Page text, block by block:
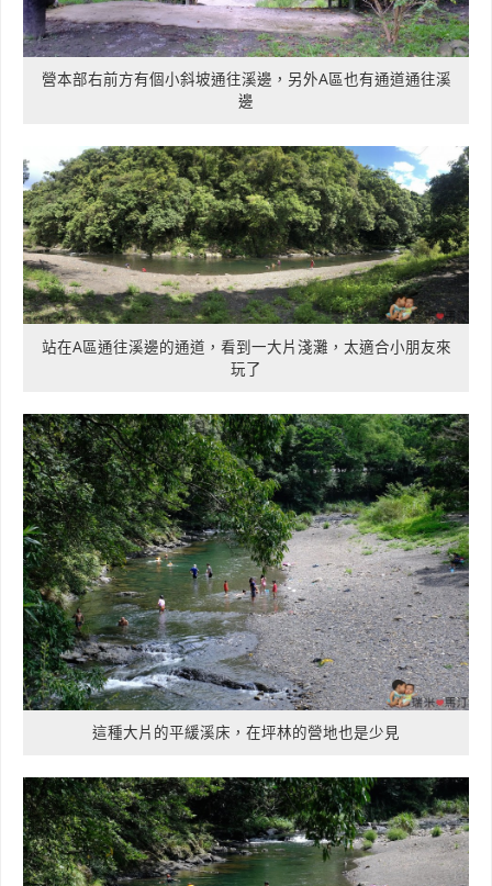
營本部右前方有個小斜坡通往溪邊，另外A區也有通道通往溪
邊
站在A區通往溪邊的通道，看到一大片淺灘，太適合小朋友來
玩了
這種大片的平緩溪床，在坪林的營地也是少見